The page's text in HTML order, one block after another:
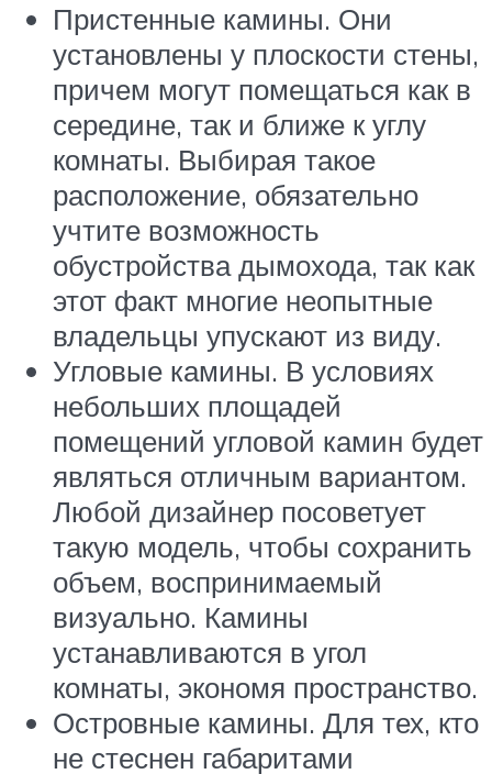
Пристенные камины. Они
установлены у плоскости стены,
причем могут помещаться как в
середине, так и ближе к углу
комнаты. Выбирая такое
расположение, обязательно
учтите возможность
обустройства дымохода, так как
этот факт многие неопытные
владельцы упускают из виду.
Угловые камины. В условиях
небольших площадей
помещений угловой камин будет
являться отличным вариантом.
Любой дизайнер посоветует
такую модель, чтобы сохранить
объем, воспринимаемый
визуально. Камины
устанавливаются в угол
комнаты, экономя пространство.
Островные камины. Для тех, кто
не стеснен габаритами